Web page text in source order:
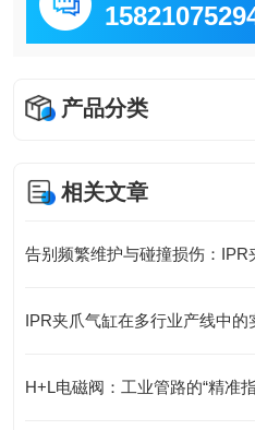
产品分类
相关文章
告别频繁维护与碰撞损伤：IPR
IPR夹爪气缸在多行业产线中的
H+L电磁阀：工业管路的“精准